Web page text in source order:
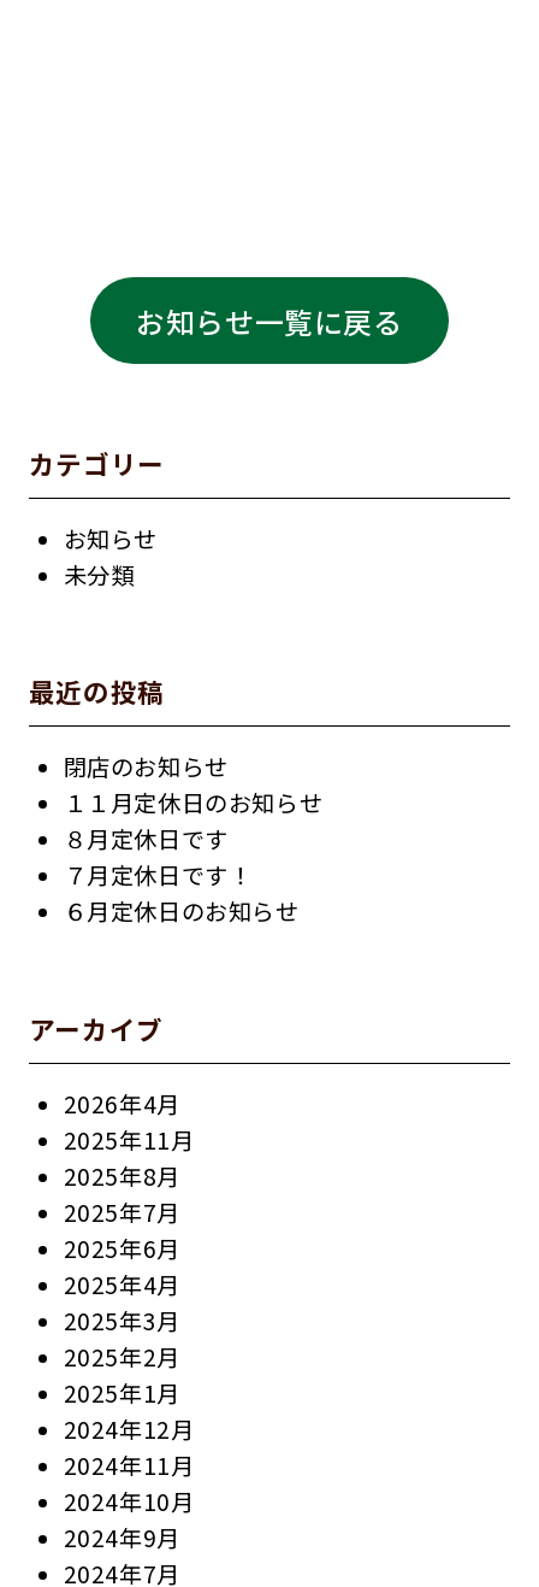
お知らせ一覧に戻る
カテゴリー
お知らせ
未分類
最近の投稿
閉店のお知らせ
１１月定休日のお知らせ
８月定休日です
７月定休日です！
６月定休日のお知らせ
アーカイブ
2026年4月
2025年11月
2025年8月
2025年7月
2025年6月
2025年4月
2025年3月
2025年2月
2025年1月
2024年12月
2024年11月
2024年10月
2024年9月
2024年7月